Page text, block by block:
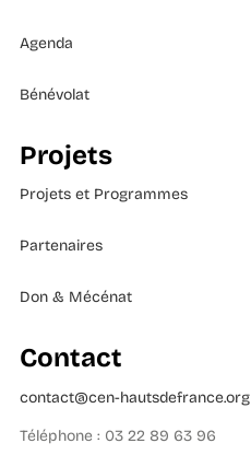
Agenda
Bénévolat
Projets
Projets et Programmes
Partenaires
Don & Mécénat
Contact
contact@cen-hautsdefrance.org
Téléphone : 03 22 89 63 96